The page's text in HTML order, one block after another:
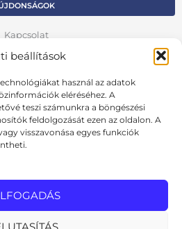
beállítások
használ az adatok
eléréséhez. A
teszi számunkra a böngészési
feldolgozását ezen az oldalon. A
visszavonása egyes funkciók
Kapcsolat
Kosár
Fiók
szabályzat
ELŐZŐ OLDALRA
szabályzat